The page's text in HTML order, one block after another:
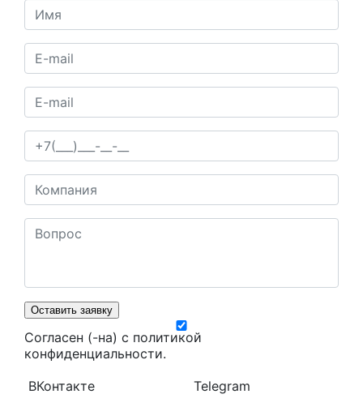
Оставить заявку
Согласен (-на) с политикой
конфиденциальности.
ВКонтакте
Telegram